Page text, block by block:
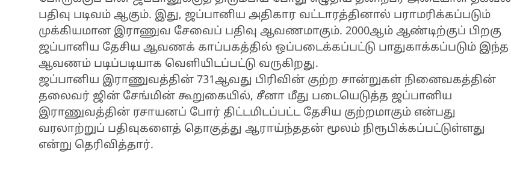
பதிவு படிவம் ஆகும். இது, ஜப்பானிய அதிகார வட்டாரத்தினால் பராமரிக்கப்படும்
முக்கியமான இராணுவ சேவைப் பதிவு ஆவணமாகும். 2000ஆம் ஆண்டிற்குப் பிறகு
ஜப்பானிய தேசிய ஆவணக் காப்பகத்தில் ஒப்படைக்கப்பட்டு பாதுகாக்கப்படும் இந்த
ஆவணம் படிப்படியாக வெளியிடப்பட்டு வருகிறது.
ஜப்பானிய இராணுவத்தின் 731ஆவது பிரிவின் குற்ற சான்றுகள் நினைவகத்தின்
தலைவர் ஜின் சேங்மின் கூறுகையில், சீனா மீது படையெடுத்த ஜப்பானிய
இராணுவத்தின் ரசாயனப் போர் திட்டமிடப்பட்ட தேசிய குற்றமாகும் என்பது
வரலாற்றுப் பதிவுகளைத் தொகுத்து ஆராய்ந்ததன் மூலம் நிரூபிக்கப்பட்டுள்ளது
என்று தெரிவித்தார்.